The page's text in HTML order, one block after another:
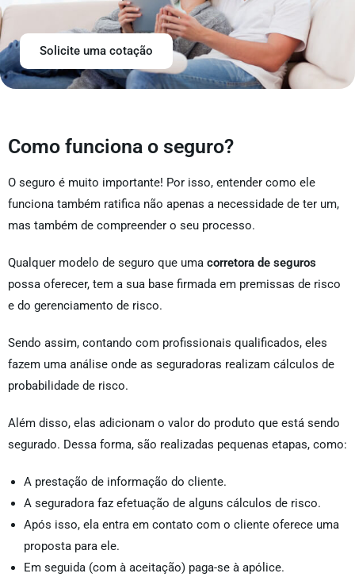
Solicite uma cotação
Como funciona o seguro?
O seguro é muito importante! Por isso, entender como ele
funciona também ratifica não apenas a necessidade de ter um,
mas também de compreender o seu processo.
Qualquer modelo de seguro que uma corretora de seguros
possa oferecer, tem a sua base firmada em premissas de risco
e do gerenciamento de risco.
Sendo assim, contando com profissionais qualificados, eles
fazem uma análise onde as seguradoras realizam cálculos de
probabilidade de risco.
Além disso, elas adicionam o valor do produto que está sendo
segurado. Dessa forma, são realizadas pequenas etapas, como:
A prestação de informação do cliente.
A seguradora faz efetuação de alguns cálculos de risco.
Após isso, ela entra em contato com o cliente oferece uma
proposta para ele.
Em seguida (com à aceitação) paga-se à apólice.